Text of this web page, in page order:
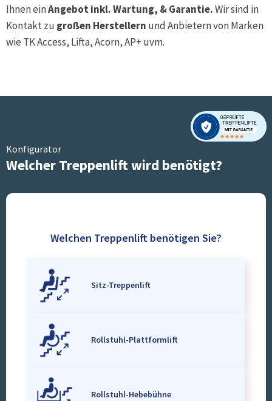
Ihnen einAngebot inkl. Wartung, & Garantie.Wir sind in
Kontakt zu großen Herstellern und Anbietern von Marken
wie TK Access, Lifta, Acorn, AP+ uvm.
Konfigurator
Welcher Treppenlift wird benötigt?
Welchen Treppenlift benötigen Sie?
Sitz-Treppenlift
Rollstuhl-Plattformlift
Rollstuhl-Hebebühne